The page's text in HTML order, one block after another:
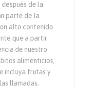
después de la
parte de la
alto contenido
que a partir
de nuestro
alimenticios,
incluya frutas y
llamadas;